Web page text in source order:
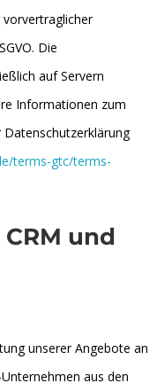
vorvertraglicher
. Die
auf Servern
Informationen zum
Datenschutzerklärung
terms-gtc/terms-
und
unserer Angebote an
aus den